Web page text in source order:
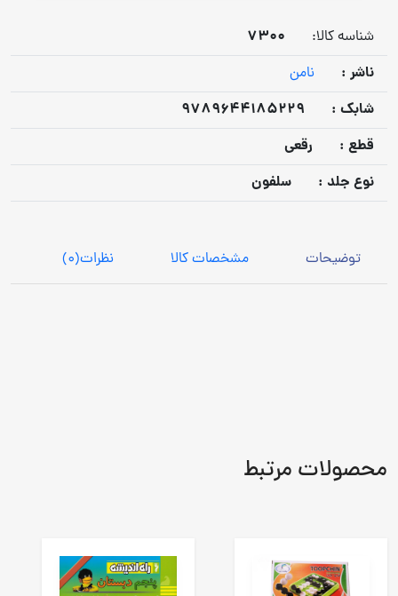
شناسه کالا:
7300
ناشر :
نامن
شابک :
9789644185229
قطع :
رقعی
نوع جلد :
سلفون
توضیحات مشخصات کالا نظرات(0)
محصولات مرتبط